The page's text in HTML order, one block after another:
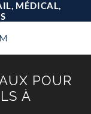
MÉDICAL,
POUR
À